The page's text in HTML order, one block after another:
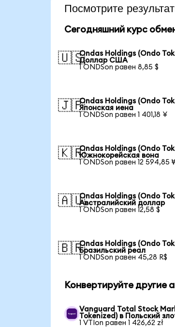
Посмотрите
Сегодняшний курс
🇺🇸Ondas Holdings (Ondo
Доллар США
1 ONDSon равен 8,85 $
🇯🇵Ondas Holdings (Ondo
Японская иена
1 ONDSon равен 1 401,18 ¥
🇰🇷Ondas Holdings (Ondo
Южнокорейская вона
1 ONDSon равен 12 594,85
🇦🇺Ondas Holdings (Ondo
Австралийский доллар
1 ONDSon равен 12,58 $
🇧🇷Ondas Holdings (Ondo
Бразильский реал
1 ONDSon равен 45,28 R$
Конвертируйте другие
Vanguard Total Stock
Tokenized) в Польский
1 VTIon равен 1 426,62 zł